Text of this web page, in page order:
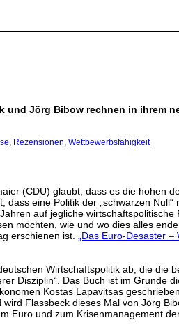
und Jörg Bibow rechnen in ihrem
, Rezensionen,Wettbewerbsfähigkeit
(CDU) glaubt, dass es die hohen
dass eine Politik der „schwarzen
auf jegliche
möchten, wie und wo dies alles
erschienen ist.
„Das Euro-Desaster
Wirtschaftspolitik ab, die die
Disziplin“. Das Buch ist im Grunde
Kostas Lapavitsas
Flassbeck dieses Mal von Jörg
Euro und zum Krisenmanagement